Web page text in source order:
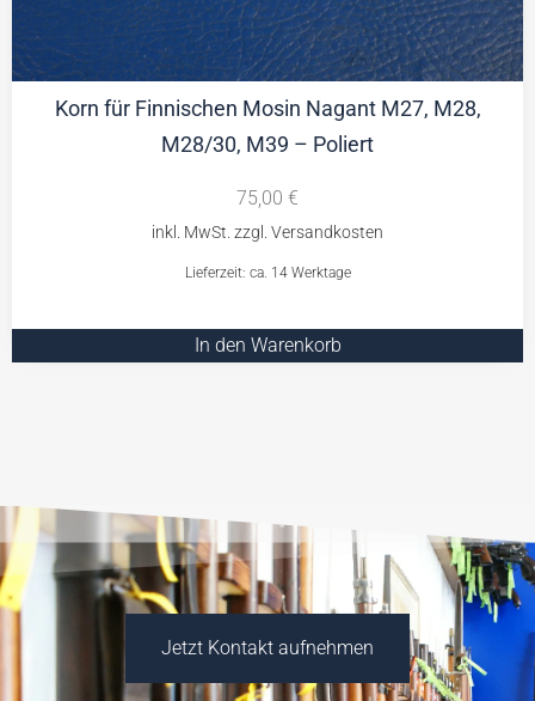
Korn für Finnischen Mosin Nagant M27, M28,
M28/30, M39 – Poliert
75,00 €
Lieferzeit: ca. 14 Werktage
In den Warenkorb
Jetzt Kontakt aufnehmen